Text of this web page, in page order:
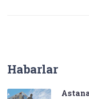
Habarlar